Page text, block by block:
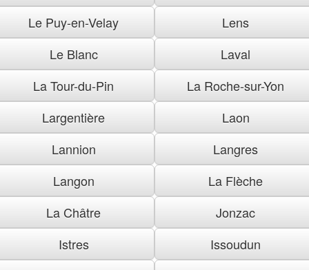
Le Puy-en-Velay
Lens
Le Blanc
Laval
La Tour-du-Pin
La Roche-sur-Yon
Largentière
Laon
Lannion
Langres
Langon
La Flèche
La Châtre
Jonzac
Istres
Issoudun